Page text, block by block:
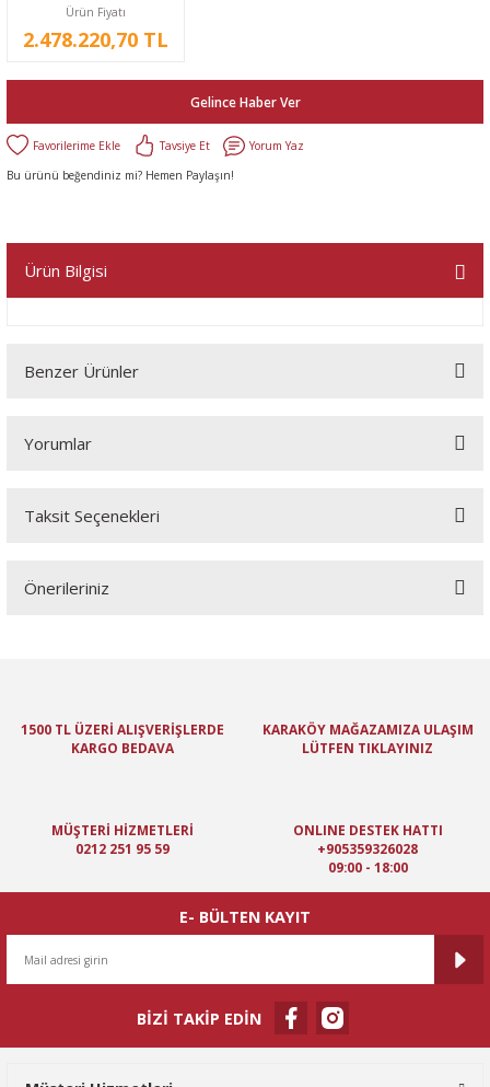
Ürün Fiyatı
2.478.220,70 TL
Gelince Haber Ver
Tavsiye Et
Yorum Yaz
Bu ürünü beğendiniz mi? Hemen Paylaşın!
Ürün Bilgisi
Benzer Ürünler
Yorumlar
Taksit Seçenekleri
Önerileriniz
Ürün resmi kalitesiz, bozuk veya görüntülenemiyor.
Ürün bilgilerinde hatalar bulunuyor.
Ürün fiyatı diğer sitelerden daha pahalı.
Gönder
1500 TL ÜZERİ ALIŞVERİŞLERDE
KARGO BEDAVA
KARAKÖY MAĞAZAMIZA ULAŞIM
LÜTFEN TIKLAYINIZ
MÜŞTERİ HİZMETLERİ
0212 251 95 59
ONLINE DESTEK HATTI
+905359326028
09:00 - 18:00
E- BÜLTEN KAYIT
BİZİ TAKİP EDİN